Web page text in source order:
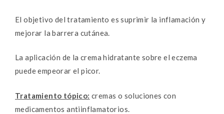
El objetivo del tratamiento es suprimir la inflamación y
mejorar la barrera cutánea.
La aplicación de la crema hidratante sobre el eczema
puede empeorar el picor.
Tratamiento tópico: cremas o soluciones con
medicamentos antiinflamatorios.